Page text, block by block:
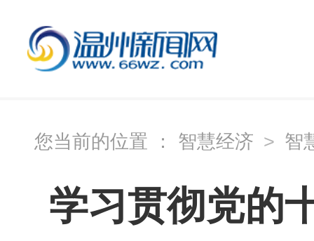
您当前的位置 ： 智慧经济 > 智
学习贯彻党的